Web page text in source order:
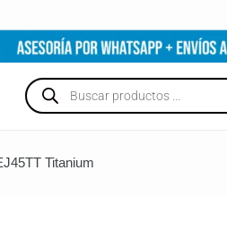
Búsqueda
de
productos
Titanium